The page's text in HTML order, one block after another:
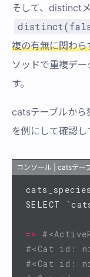
そして、distinct
複の有無に関わ
ソッドで重複デ
す。
catsテーブルから
を例にして確認し
コンソール | catsテー
SELECT
`
=>
#<Cat id:
#<Cat id: